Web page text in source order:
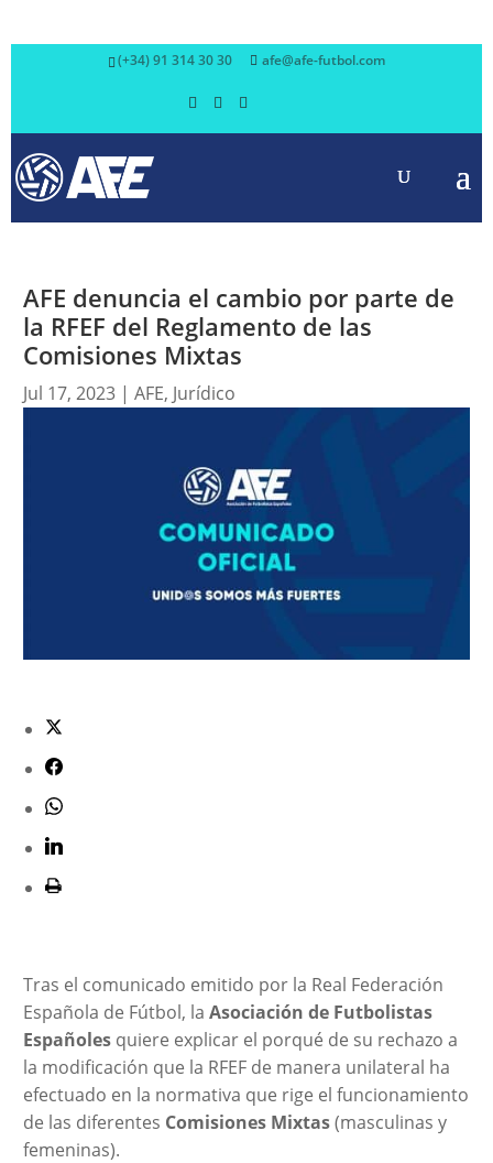
(+34) 91 314 30 30 afe@afe-futbol.com
AFE denuncia el cambio por parte de
la RFEF del Reglamento de las
Comisiones Mixtas
Jul 17, 2023| AFE, Jurídico
Tras el comunicado emitido por la Real Federación
Española de Fútbol, la Asociación de Futbolistas
Españolesquiere explicar el porqué de su rechazo a
la modificación que la RFEF de manera unilateral ha
efectuado en la normativa que rige el funcionamiento
de las diferentes Comisiones Mixtas(masculinas y
femeninas).